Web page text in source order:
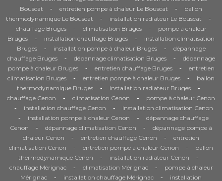
Bouscat
- entretien pompe à chaleur Le Bouscat -
ballon
thermodynamique Le Bouscat
- installation radiateur Le Bouscat -
chauffage Bruges - climatisation Bruges -
pompe à chaleur
Bruges
- installation chauffage Bruges -
installation climatisation
Bruges
- installation pompe à chaleur Bruges -
dépannage
chauffage Bruges
- dépannage climatisation Bruges -
dépannage
pompe à chaleur Bruges
- entretien chauffage Bruges -
entretien
climatisation Bruges
- entretien pompe à chaleur Bruges -
ballon
thermodynamique Bruges
- installation radiateur Bruges -
chauffage Cenon - climatisation Cenon - pompe à chaleur Cenon
- installation chauffage Cenon - installation climatisation Cenon
- installation pompe à chaleur Cenon -
dépannage chauffage
Cenon
- dépannage climatisation Cenon -
dépannage pompe à
chaleur Cenon
- entretien chauffage Cenon -
entretien
climatisation Cenon
- entretien pompe à chaleur Cenon -
ballon
thermodynamique Cenon
- installation radiateur Cenon -
chauffage Mérignac - climatisation Mérignac -
pompe à chaleur
Mérignac
- installation chauffage Mérignac -
installation